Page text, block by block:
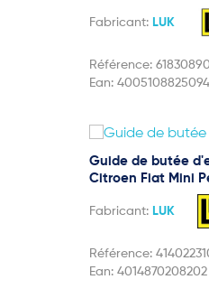
Fabricant: LUK
Référence:
Ean: 4005108825094
Guide de butée
Citroen Fiat Mini
Fabricant: LUK
Référence:
Ean: 4014870208202